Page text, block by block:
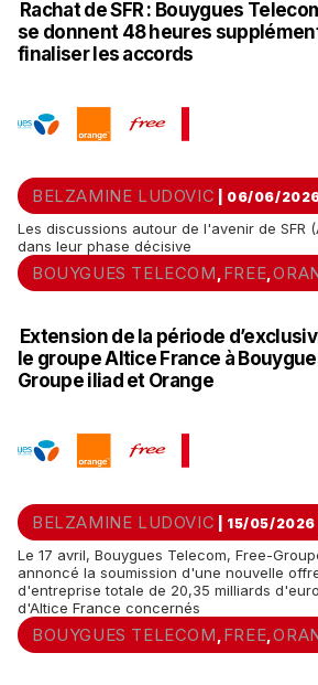
Rachat de SFR : Bouygues
se donnent 48 heures
finaliser les accords
BELZAMINE LUDOVIC | 06/06/
Les discussions autour de l'avenir de SFR
dans leur phase décisive
BOUYGUES TELECOM FREE ,
Extension de la période
le groupe Altice France à
Groupe iliad et Orange
BELZAMINE LUDOVIC | 15/05/2026
Le 17 avril, Bouygues Telecom, Free-
annoncé la soumission d'une nouvelle
d'entreprise totale de 20,35 milliards
d'Altice France concernés
BOUYGUES TELECOM FREE ,